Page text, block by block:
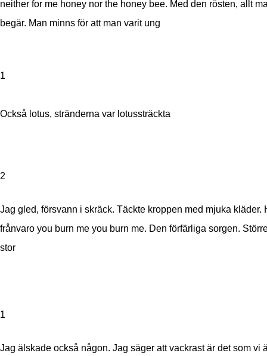
neither for me honey nor the honey bee. Med den rösten, allt
begär. Man minns för att man varit ung
1
Också lotus, stränderna var lotussträckta
2
Jag gled, försvann i skräck. Täckte kroppen med mjuka kläder.
frånvaro you burn me you burn me. Den förfärliga sorgen.
stor
1
Jag älskade också någon. Jag säger att vackrast är det som vi